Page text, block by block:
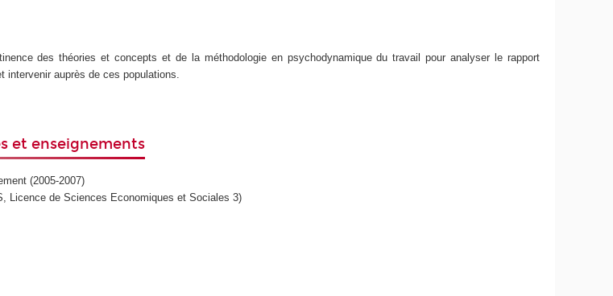
des théories et concepts et de la méthodologie en psychodynamique du travail pour analyser le rapport
auprès de ces populations.
et enseignements
(2005-2007)
Licence de Sciences Economiques et Sociales 3)